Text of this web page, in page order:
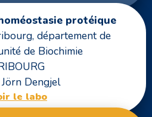
protéique
département de
de Biochimie
Dengjel
le labo